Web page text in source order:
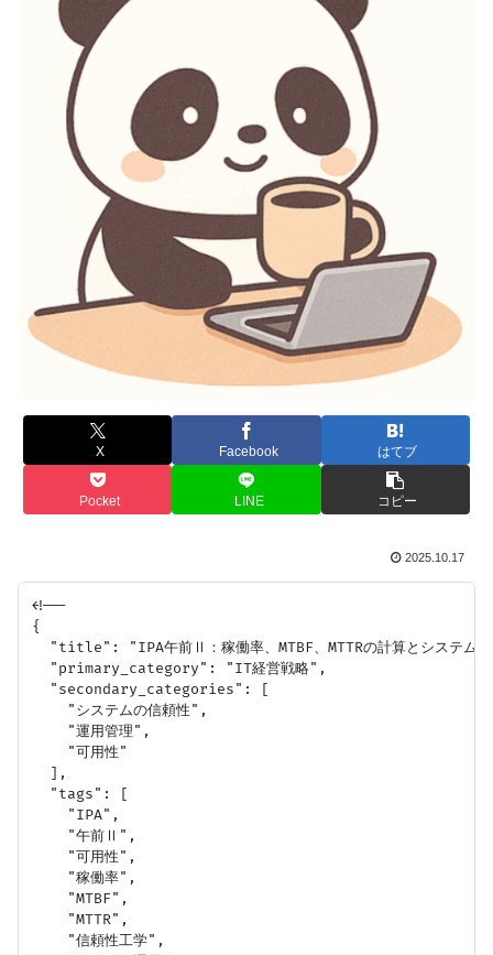
X Facebook はてブ
Pocket LINE コピー
2025.10.17
<!--
{
"title": "IPA午前Ⅱ：稼働率、MTBF、MTTRの計算とシステム
  "primary_category": "IT経営戦略",
  "secondary_categories": [
    "システムの信頼性",
    "運用管理",
    "可用性"
  ],
  "tags": [
    "IPA",
    "午前Ⅱ",
    "可用性",
    "稼働率",
    "MTBF",
    "MTTR",
    "信頼性工学",